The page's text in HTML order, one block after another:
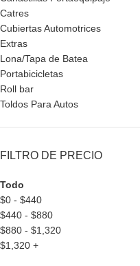
Catres
Cubiertas Automotrices
Extras
Lona/Tapa de Batea
Portabicicletas
Roll bar
Toldos Para Autos
FILTRO DE PRECIO
Todo
$0 - $440
$440 - $880
$880 - $1,320
$1,320 +